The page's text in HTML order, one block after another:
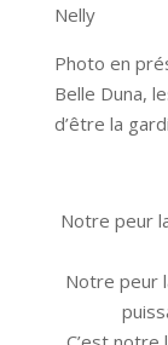
Nelly
Photo en
Belle Duna,
d’être la
Notre peur
Notre peur